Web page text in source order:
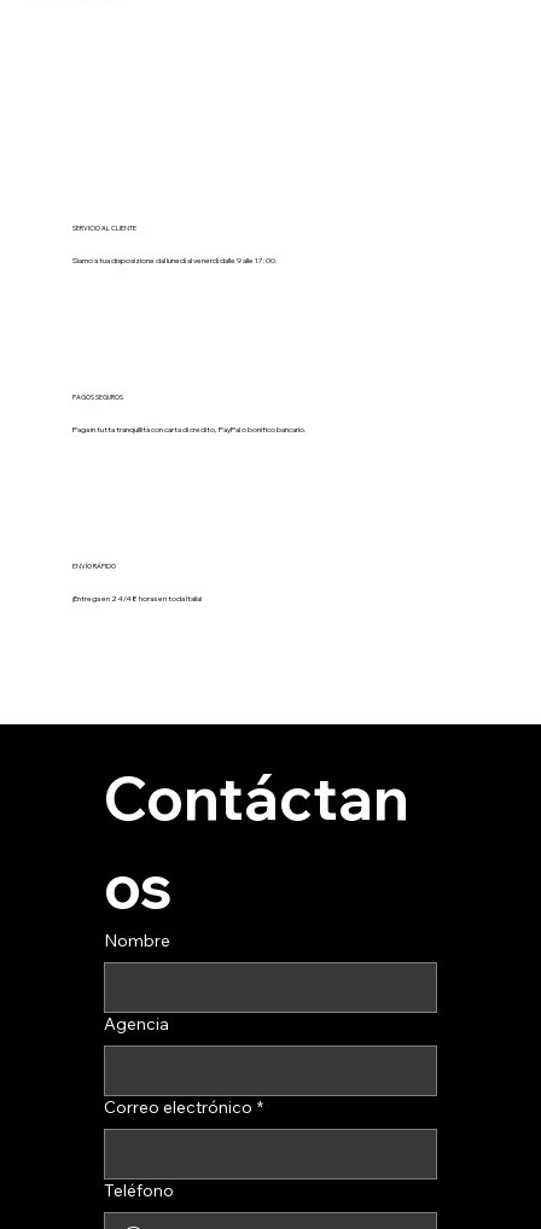
SERVICIO AL CLIENTE
Siamo a tua disposizione dal lunedì al venerdì dalle 9 alle 17:00.
PAGOS SEGUROS
Paga in tutta tranquillità con carta di credito, PayPal o bonifico bancario.
ENVÍO RÁPIDO
¡Entrega en 24/48 horas en toda Italia!
Contáctan
os
Nombre
Agencia
Correo electrónico *
Teléfono